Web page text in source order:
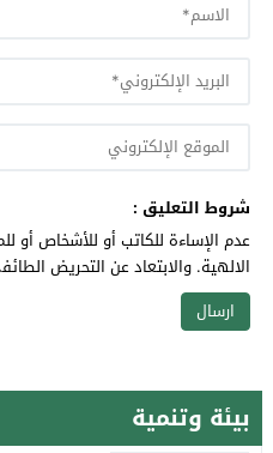
شروط التعليق :
عدم الإساءة للكاتب أو للأشخاص أو
الالهية. والابتعاد عن التحريض
بيئة وتنمية